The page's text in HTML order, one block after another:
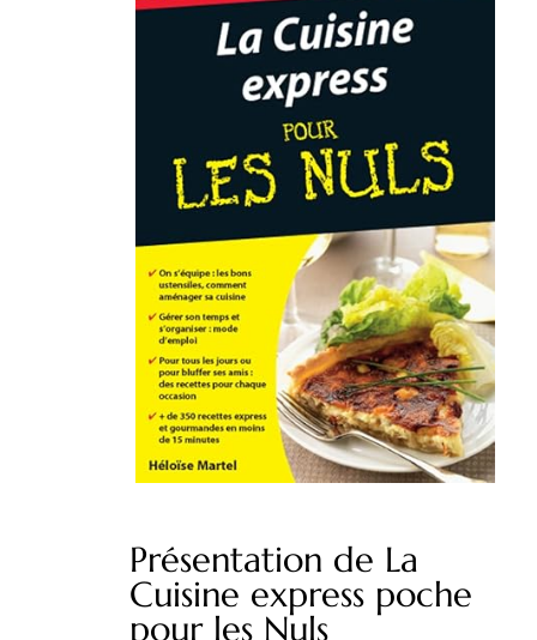
Présentation de La
Cuisine express poche
pour les Nuls